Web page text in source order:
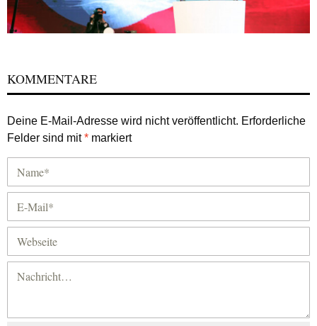
KOMMENTARE
Deine E-Mail-Adresse wird nicht veröffentlicht. Erforderliche
Felder sind mit* markiert